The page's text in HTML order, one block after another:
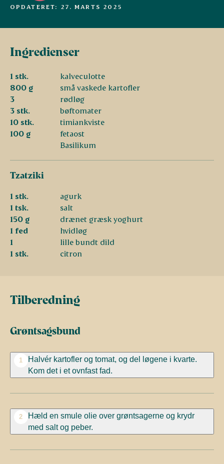
OPDATERET: 27. MARTS 2025
Ingredienser
1 stk.
kalveculotte
800 g
små vaskede kartofler
3
rødløg
3 stk.
bøftomater
10 stk.
timiankviste
100 g
fetaost
Basilikum
Tzatziki
1 stk.
agurk
1 tsk.
salt
150 g
drænet græsk yoghurt
1 fed
hvidløg
1
lille bundt dild
1 stk.
citron
Tilberedning
Grøntsagsbund
1
Halvér kartofler og tomat, og del løgene i kvarte.
Kom det i et ovnfast fad.
2
Hæld en smule olie over grøntsagerne og krydr
med salt og peber.